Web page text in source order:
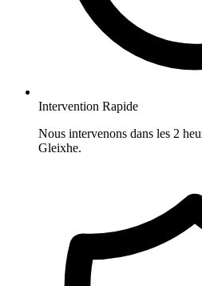
Intervention Rapide
Nous intervenons dans les 2
Gleixhe.